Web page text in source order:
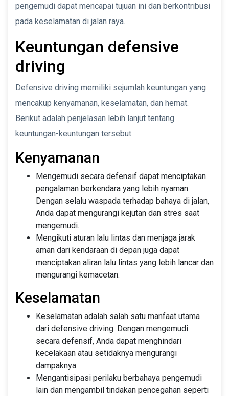
pengemudi dapat mencapai tujuan ini dan berkontribusi
pada keselamatan di jalan raya.
Keuntungan defensive
driving
Defensive driving memiliki sejumlah keuntungan yang
mencakup kenyamanan, keselamatan, dan hemat.
Berikut adalah penjelasan lebih lanjut tentang
keuntungan-keuntungan tersebut:
Kenyamanan
Mengemudi secara defensif dapat menciptakan
pengalaman berkendara yang lebih nyaman.
Dengan selalu waspada terhadap bahaya di jalan,
Anda dapat mengurangi kejutan dan stres saat
mengemudi.
Mengikuti aturan lalu lintas dan menjaga jarak
aman dari kendaraan di depan juga dapat
menciptakan aliran lalu lintas yang lebih lancar dan
mengurangi kemacetan.
Keselamatan
Keselamatan adalah salah satu manfaat utama
dari defensive driving. Dengan mengemudi
secara defensif, Anda dapat menghindari
kecelakaan atau setidaknya mengurangi
dampaknya.
Mengantisipasi perilaku berbahaya pengemudi
lain dan mengambil tindakan pencegahan seperti